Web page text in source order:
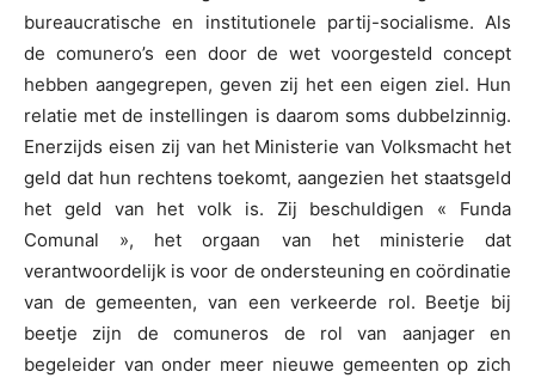
bureaucratische en institutionele partij-socialisme. Als
de comunero’s een door de wet voorgesteld concept
hebben aangegrepen, geven zij het een eigen ziel. Hun
relatie met de instellingen is daarom soms dubbelzinnig.
Enerzijds eisen zij van het Ministerie van Volksmacht het
geld dat hun rechtens toekomt, aangezien het staatsgeld
het geld van het volk is. Zij beschuldigen « Funda
Comunal », het orgaan van het ministerie dat
verantwoordelijk is voor de ondersteuning en coördinatie
van de gemeenten, van een verkeerde rol. Beetje bij
beetje zijn de comuneros de rol van aanjager en
begeleider van onder meer nieuwe gemeenten op zich